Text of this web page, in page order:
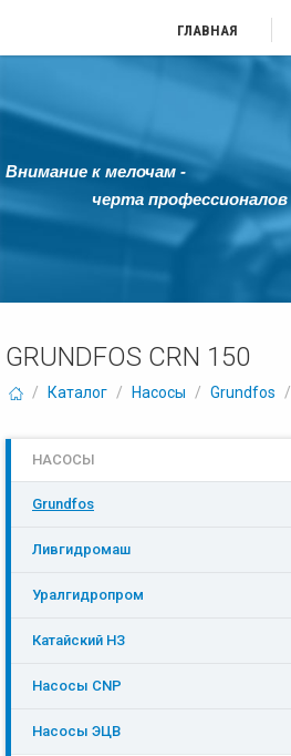
ГЛАВНАЯ
Внимание к мелочам -
черта профессионалов
GRUNDFOS CRN 150
/ Каталог / Насосы / Grundfos /
НАСОСЫ
Grundfos
Ливгидромаш
Уралгидропром
Катайский НЗ
Насосы CNP
Насосы ЭЦB